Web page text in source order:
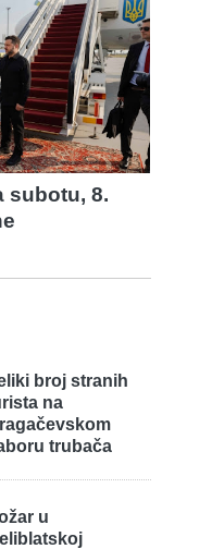
subotu, 8.
broj stranih
na
trubača
u